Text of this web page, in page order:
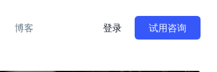
博客 登录 试用咨询